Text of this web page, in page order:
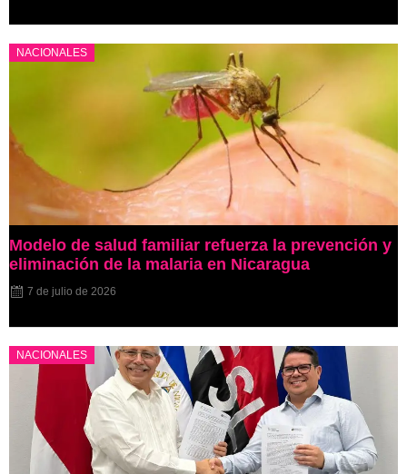
NACIONALES
Modelo de salud familiar refuerza la prevención y
eliminación de la malaria en Nicaragua
7 de julio de 2026
NACIONALES